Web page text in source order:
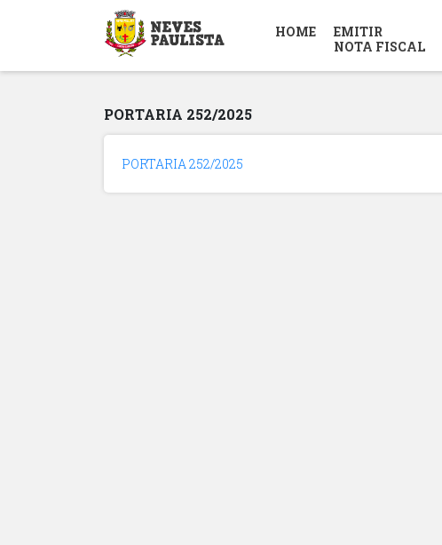
HOME
EMITIR
NOTA FISCAL
PORTARIA 252/2025
PORTARIA 252/2025